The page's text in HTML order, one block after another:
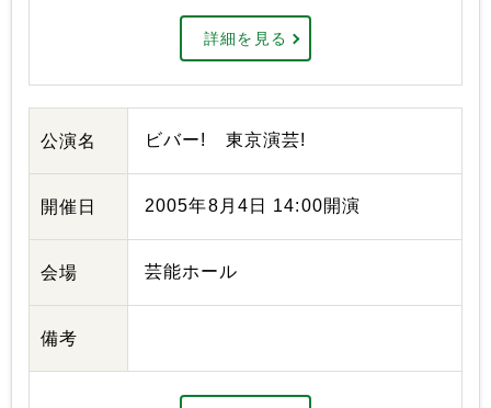
詳細を見る
公演名 ビバー! 東京演芸!
開催日 2005年8月4日 14:00開演
会場 芸能ホール
備考